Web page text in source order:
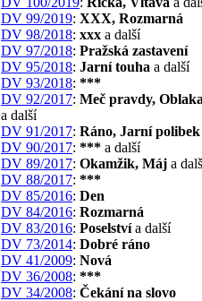
DV 99/2019: XXX, Rozmarná
DV 98/2018: xxx a další
DV 97/2018: Pražská zastavení
DV 95/2018: Jarní touha a další
DV 93/2018: ***
DV 92/2017: Meč pravdy,
a další
DV 91/2017: Ráno, Jarní polibek
DV 90/2017: *** a další
DV 89/2017: Okamžik, Máj a
DV 88/2017: ***
DV 85/2016: Den
DV 84/2016: Rozmarná
DV 83/2016: Poselstvía další
DV 73/2014: Dobré ráno
DV 41/2009: Nová
DV 36/2008: ***
DV 34/2008: Čekání na slovo